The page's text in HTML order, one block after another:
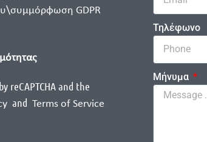
GDPR
reCAPTCHA and the
and Terms of Service
Τηλέφωνο
Μήνυμα